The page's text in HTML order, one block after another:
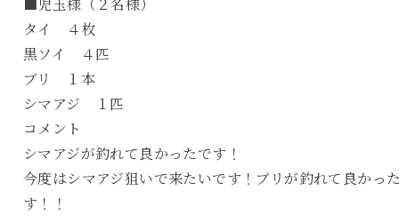
タイ ４枚
黒ソイ ４匹
ブリ １本
シマアジ １匹
コメント
シマアジが釣れて良かったです！
今度はシマアジ狙いで来たいです！ブリが釣れて良かっ
す！！